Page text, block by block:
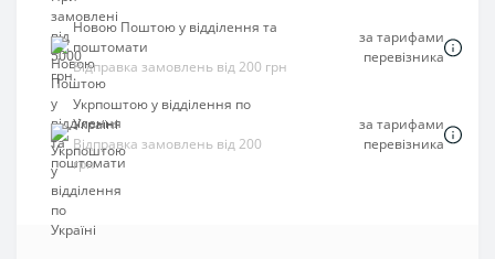
Новою Поштою у відділення та
поштомати
Відправка замовлень від 200 грн
за тарифами
перевізника
Укрпоштою у відділення по
Україні
Відправка замовлень від 200
грн
за тарифами
перевізника